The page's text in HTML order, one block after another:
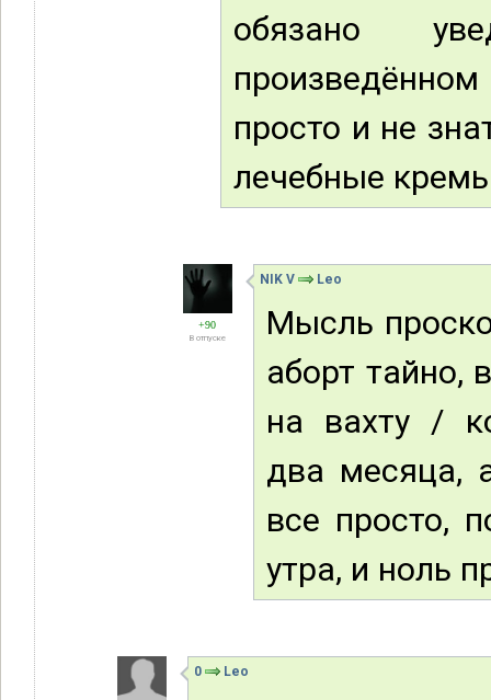
обязано
просто и не
лечебные
+90
В отпуске
NIK V Leo
Мысль
аборт тайно,
на вахту /
два месяца,
все просто,
утра, и ноль
0 Leo